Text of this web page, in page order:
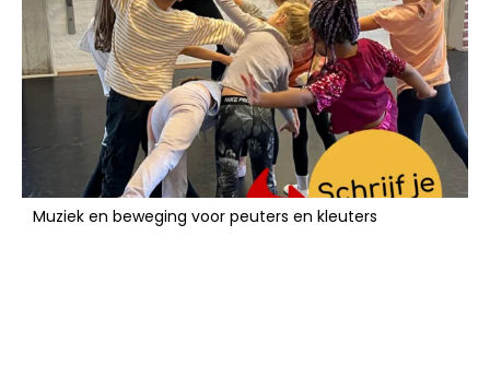
Muziek en beweging voor peuters en kleuters